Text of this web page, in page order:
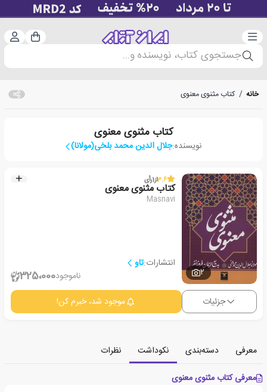
دسته‌بندی سبد
جستجوی کتاب، نویسنده و...
خانه / کتاب مثنوی معنوی
کتاب مثنوی معنوی
نویسنده:جلال الدین محمد بلخی(مولانا)
2
3.6از1رأی
کتاب مثنوی معنوی
Masnavi
انتشارات:تاو
ناموجود325،000
جزئیات موجود شد، خبرم کن!
معرفی دسته‌بندی نکوداشت
نظرات
معرفی کتاب مثنوی معنوی